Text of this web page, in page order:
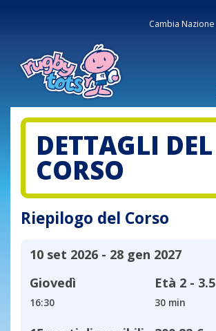
Cambia Nazione
DETTAGLI DEL
CORSO
Riepilogo del Corso
10 set 2026 - 28 gen 2027
Giovedì
16:30
Età 2 - 3.5
30 min